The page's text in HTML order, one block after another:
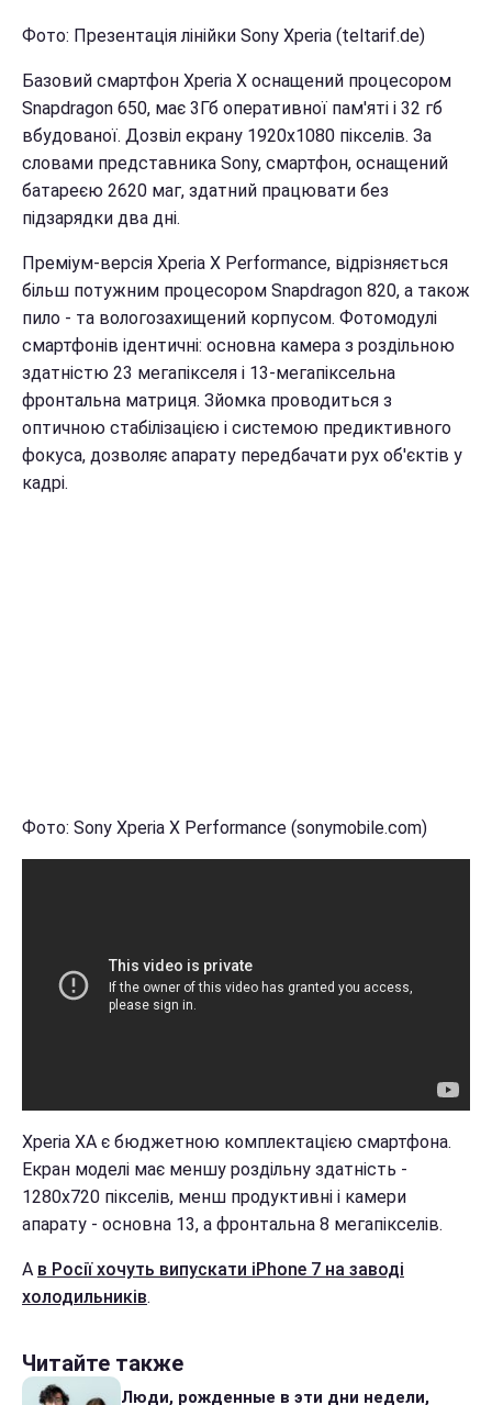
Фото: Презентація лінійки Sony Xperia (teltarif.de)
Базовий смартфон Xperia X оснащений процесором
Snapdragon 650, має 3Гб оперативної пам'яті і 32 гб
вбудованої. Дозвіл екрану 1920х1080 пікселів. За
словами представника Sony, смартфон, оснащений
батареєю 2620 маг, здатний працювати без
підзарядки два дні.
Преміум-версія Xperia X Performance, відрізняється
більш потужним процесором Snapdragon 820, а також
пило - та вологозахищений корпусом. Фотомодулі
смартфонів ідентичні: основна камера з роздільною
здатністю 23 мегапікселя і 13-мегапіксельна
фронтальна матриця. Зйомка проводиться з
оптичною стабілізацією і системою предиктивного
фокуса, дозволяє апарату передбачати рух об'єктів у
кадрі.
Фото: Sony Xperia X Performance (sonymobile.com)
Xperia XA є бюджетною комплектацією смартфона.
Екран моделі має меншу роздільну здатність -
1280х720 пікселів, менш продуктивні і камери
апарату - основна 13, а фронтальна 8 мегапікселів.
А в Росії хочуть випускати iPhone 7 на заводі
холодильників.
Читайте также
Люди, рожденные в эти дни недели,